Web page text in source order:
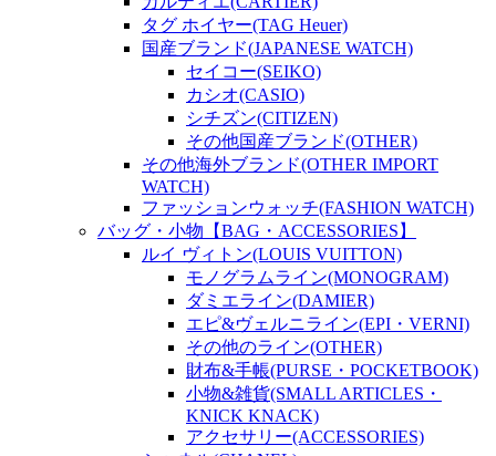
タグ ホイヤー(TAG Heuer)
国産ブランド(JAPANESE WATCH)
セイコー(SEIKO)
カシオ(CASIO)
シチズン(CITIZEN)
その他国産ブランド(OTHER)
その他海外ブランド(OTHER IMPORT
WATCH)
ファッションウォッチ(FASHION WATCH)
バッグ・小物【BAG・ACCESSORIES】
ルイ ヴィトン(LOUIS VUITTON)
モノグラムライン(MONOGRAM)
ダミエライン(DAMIER)
エピ&ヴェルニライン(EPI・VERNI)
その他のライン(OTHER)
財布&手帳(PURSE・POCKETBOOK)
小物&雑貨(SMALL ARTICLES・
KNICK KNACK)
アクセサリー(ACCESSORIES)